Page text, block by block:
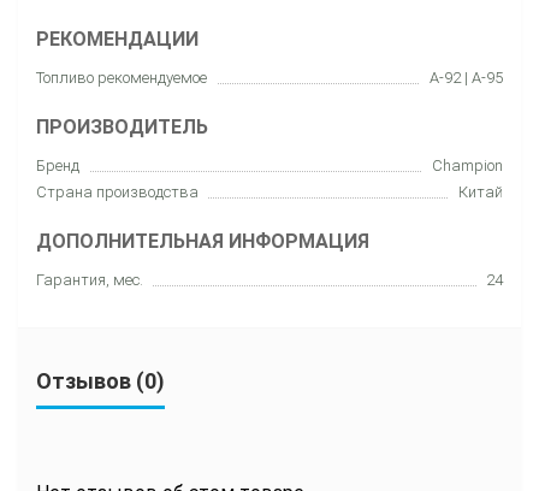
РЕКОМЕНДАЦИИ
Топливо рекомендуемое А-92 | А-95
ПРОИЗВОДИТЕЛЬ
Бренд
Champion
Страна производства
Китай
ДОПОЛНИТЕЛЬНАЯ ИНФОРМАЦИЯ
Гарантия, мес. 24
Отзывов (0)